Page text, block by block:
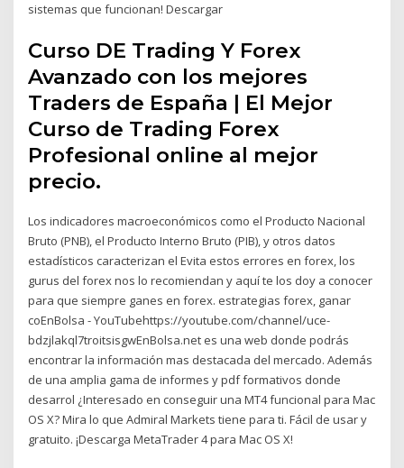
sistemas que funcionan! Descargar
Curso DE Trading Y Forex
Avanzado con los mejores
Traders de España | El Mejor
Curso de Trading Forex
Profesional online al mejor
precio.
Los indicadores macroeconómicos como el Producto Nacional
Bruto (PNB), el Producto Interno Bruto (PIB), y otros datos
estadísticos caracterizan el Evita estos errores en forex, los
gurus del forex nos lo recomiendan y aquí te los doy a conocer
para que siempre ganes en forex. estrategias forex, ganar
coEnBolsa - YouTubehttps://youtube.com/channel/uce-
bdzjlakql7troitsisgwEnBolsa.net es una web donde podrás
encontrar la información mas destacada del mercado. Además
de una amplia gama de informes y pdf formativos donde
desarrol ¿Interesado en conseguir una MT4 funcional para Mac
OS X? Mira lo que Admiral Markets tiene para ti. Fácil de usar y
gratuito. ¡Descarga MetaTrader 4 para Mac OS X!